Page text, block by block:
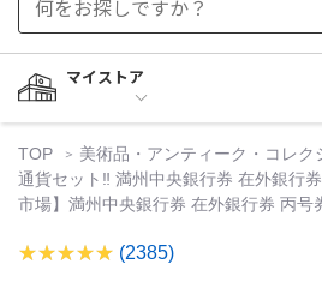
マイストア
TOP 美術品・アンティーク・コレク
通貨セット‼️ 満州中央銀行券 在外銀行
市場】満州中央銀行券 在外銀行券 丙
(2385)